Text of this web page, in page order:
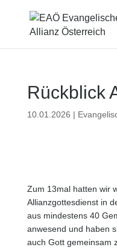
Rückblick
10.01.2026 |
Zum 13mal hatten wir
Allianzgottesdienst in
aus mindestens 40
anwesend und haben
auch Gott gemeinsam